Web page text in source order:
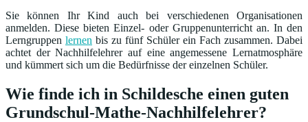
Sie können Ihr Kind auch bei verschiedenen Organisationen
anmelden. Diese bieten Einzel- oder Gruppenunterricht an. In den
Lerngruppen lernen bis zu fünf Schüler ein Fach zusammen. Dabei
achtet der Nachhilfelehrer auf eine angemessene Lernatmosphäre
und kümmert sich um die Bedürfnisse der einzelnen Schüler.
Wie finde ich in Schildesche einen guten
Grundschul-Mathe-Nachhilfelehrer?